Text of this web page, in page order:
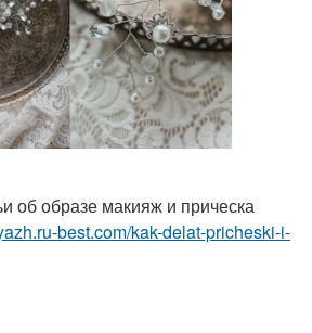
об образе макияж и прическа
best.com/kak-delat-pricheski-i-